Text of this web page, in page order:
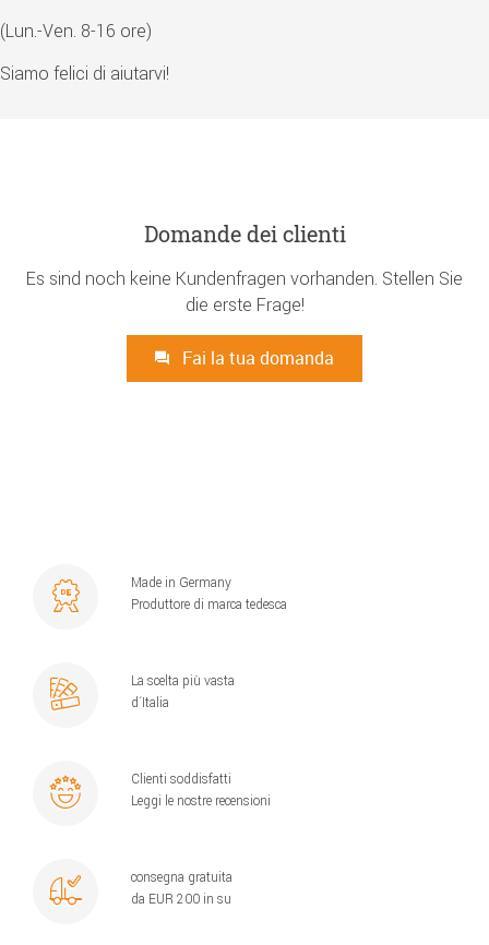
(Lun.-Ven. 8-16 ore)
Siamo felici di aiutarvi!
Domande dei clienti
Es sind noch keine Kundenfragen vorhanden. Stellen Sie
die erste Frage!
Fai la tua domanda
Made in Germany
Produttore di marca tedesca
La scelta più vasta
d´Italia
Clienti soddisfatti
Leggi le nostre recensioni
consegna gratuita
da EUR 200 in su